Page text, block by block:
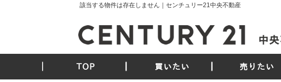
該当する物件は存在しません｜センチュリー21中央不動産
TOP 買いたい 売りたい